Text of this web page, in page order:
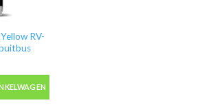
RV-
RV-1021 HC2 in 400ml spuitbus aantal